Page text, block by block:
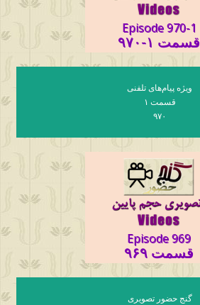
Episode 970-1
قسمت ۱-۹۷۰
ویژه پیام‌های تلفنی
قسمت ۱
۹۷۰
Episode 969
قسمت ۹۶۹
گنج حضور تصویری